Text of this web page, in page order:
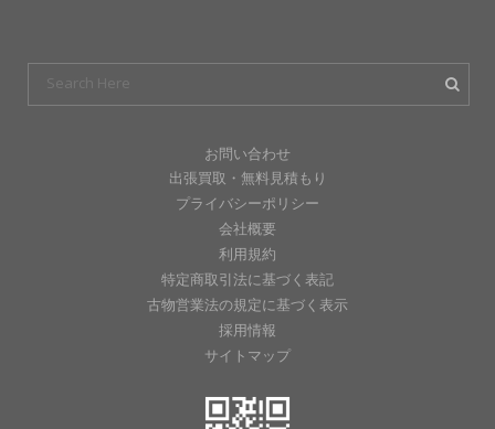
お問い合わせ
出張買取・無料見積もり
プライバシーポリシー
会社概要
利用規約
特定商取引法に基づく表記
古物営業法の規定に基づく表示
採用情報
サイトマップ